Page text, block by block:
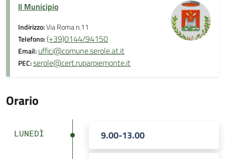
Il Municipio
Indirizzo:Via Roma n.11
Telefono:(+39)0144/94150
Email:uffici@comune.serole.at.it
PEC:serole@cert.ruparpiemonte.it
Orario
LUNEDÌ 9.00-13.00